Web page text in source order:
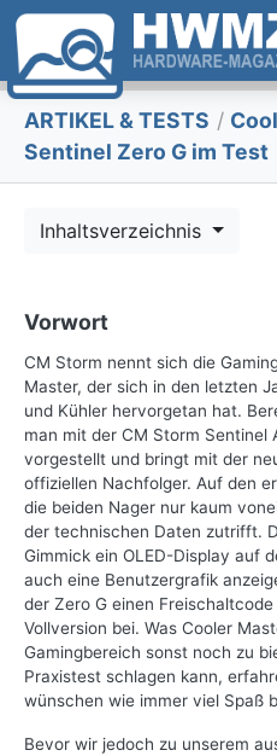
ARTIKEL & TESTS /
Sentinel Zero G im Test
Inhaltsverzeichnis
Vorwort
CM Storm nennt sich die
Master, der sich in den letzten
und Kühler hervorgetan hat.
man mit der CM Storm Sentinel
vorgestellt und bringt mit der
offiziellen Nachfolger. Auf den
die beiden Nager nur kaum
der technischen Daten zutrifft.
Gimmick ein OLED-Display auf
auch eine Benutzergrafik
der Zero G einen
Vollversion bei. Was Cooler
Gamingbereich sonst noch zu
Praxistest schlagen kann,
wünschen wie immer viel Spaß
Bevor wir jedoch zu unserem